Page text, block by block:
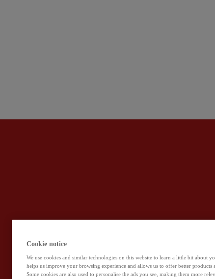
Cookie notice
We use cookies and similar technologies on this website to learn a little bit about
helps us improve your browsing experience and allows us to offer better products
Some cookies are also used to personalise the ads you see, making them more